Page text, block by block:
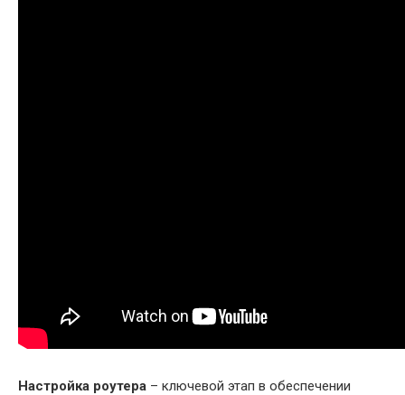
Настройка роутера – ключевой этап в обеспечении